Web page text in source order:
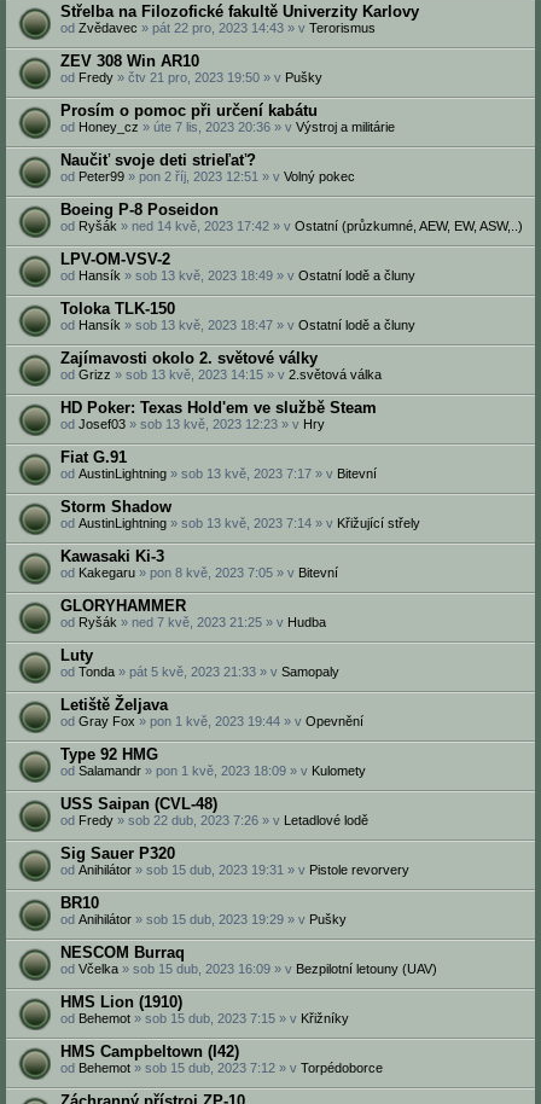
Střelba na Filozofické fakultě Univerzity Karlovy
od Zvědavec » pát 22 pro, 2023 14:43 » v Terorismus
ZEV 308 Win AR10
od Fredy » čtv 21 pro, 2023 19:50 » v Pušky
Prosím o pomoc při určení kabátu
od Honey_cz » úte 7 lis, 2023 20:36 » v Výstroj a militárie
Naučiť svoje deti strieľať?
od Peter99 » pon 2 říj, 2023 12:51 » v Volný pokec
Boeing P-8 Poseidon
od Ryšák » ned 14 kvě, 2023 17:42 » v Ostatní (průzkumné, AEW, EW, ASW,..)
LPV-OM-VSV-2
od Hansík » sob 13 kvě, 2023 18:49 » v Ostatní lodě a čluny
Toloka TLK-150
od Hansík » sob 13 kvě, 2023 18:47 » v Ostatní lodě a čluny
Zajímavosti okolo 2. světové války
od Grizz » sob 13 kvě, 2023 14:15 » v 2.světová válka
HD Poker: Texas Hold'em ve službě Steam
od Josef03 » sob 13 kvě, 2023 12:23 » v Hry
Fiat G.91
od AustinLightning » sob 13 kvě, 2023 7:17 » v Bitevní
Storm Shadow
od AustinLightning » sob 13 kvě, 2023 7:14 » v Křižující střely
Kawasaki Ki-3
od Kakegaru » pon 8 kvě, 2023 7:05 » v Bitevní
GLORYHAMMER
od Ryšák » ned 7 kvě, 2023 21:25 » v Hudba
Luty
od Tonda » pát 5 kvě, 2023 21:33 » v Samopaly
Letiště Željava
od Gray Fox » pon 1 kvě, 2023 19:44 » v Opevnění
Type 92 HMG
od Salamandr » pon 1 kvě, 2023 18:09 » v Kulomety
USS Saipan (CVL-48)
od Fredy » sob 22 dub, 2023 7:26 » v Letadlové lodě
Sig Sauer P320
od Anihilátor » sob 15 dub, 2023 19:31 » v Pistole revorvery
BR10
od Anihilátor » sob 15 dub, 2023 19:29 » v Pušky
NESCOM Burraq
od Včelka » sob 15 dub, 2023 16:09 » v Bezpilotní letouny (UAV)
HMS Lion (1910)
od Behemot » sob 15 dub, 2023 7:15 » v Křižníky
HMS Campbeltown (I42)
od Behemot » sob 15 dub, 2023 7:12 » v Torpédoborce
Záchranný přístroj ZP-10